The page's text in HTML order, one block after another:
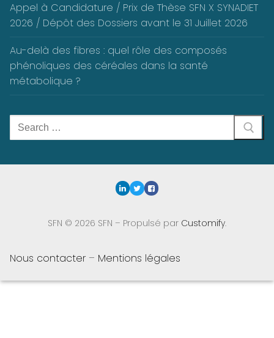
Appel à Candidature / Prix de Thèse SFN X SYNADIET
2026 / Dépôt des Dossiers avant le 31 Juillet 2026
Au-delà des fibres : quel rôle des composés
phénoliques des céréales dans la santé
métabolique ?
Rechercher
:
SFN © 2026 SFN – Propulsé par Customify.
Nous contacter – Mentions légales